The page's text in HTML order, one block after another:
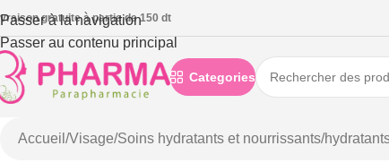
Passer à la navigation
Passer au contenu principal
gratuite à partie de 150 dt
Categories
Accueil /Visage/Soins hydratants et nourrissants/